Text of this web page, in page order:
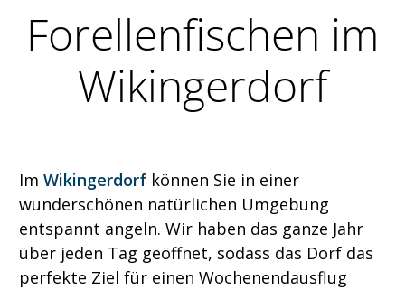
Forellenfischen im
Wikingerdorf
Im Wikingerdorf können Sie in einer
wunderschönen natürlichen Umgebung
entspannt angeln. Wir haben das ganze Jahr
über jeden Tag geöffnet, sodass das Dorf das
perfekte Ziel für einen Wochenendausflug